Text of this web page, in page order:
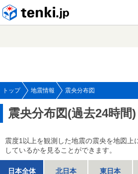
トップ 地震情報 震央分布図
震央分布図(過去24時間)
震度1以上を観測した地震の震央を地図上
しているかを見ることができます。
日本全体 北日本 東日本